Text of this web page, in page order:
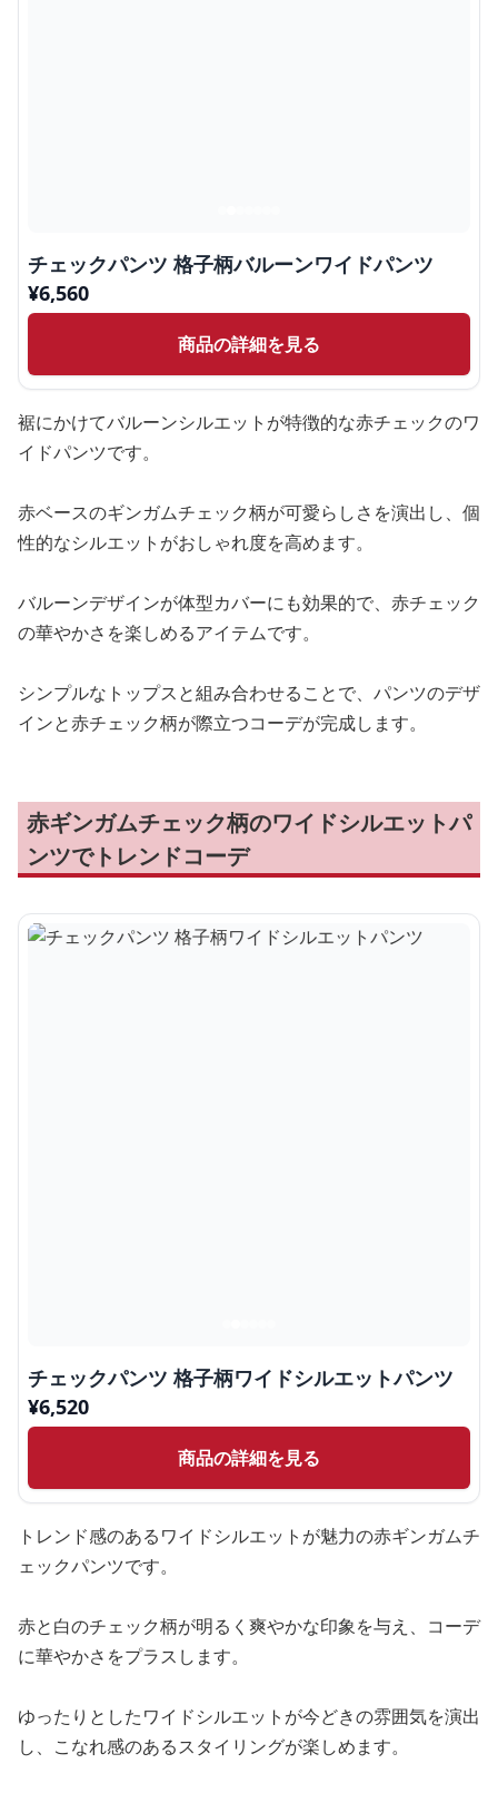
チェックパンツ 格子柄バルーンワイドパンツ
¥6,560
商品の詳細を見る
裾にかけてバルーンシルエットが特徴的な赤チェックのワ
イドパンツです。
赤ベースのギンガムチェック柄が可愛らしさを演出し、個
性的なシルエットがおしゃれ度を高めます。
バルーンデザインが体型カバーにも効果的で、赤チェック
の華やかさを楽しめるアイテムです。
シンプルなトップスと組み合わせることで、パンツのデザ
インと赤チェック柄が際立つコーデが完成します。
赤ギンガムチェック柄のワイドシルエットパ
ンツでトレンドコーデ
チェックパンツ 格子柄ワイドシルエットパンツ
¥6,520
商品の詳細を見る
トレンド感のあるワイドシルエットが魅力の赤ギンガムチ
ェックパンツです。
赤と白のチェック柄が明るく爽やかな印象を与え、コーデ
に華やかさをプラスします。
ゆったりとしたワイドシルエットが今どきの雰囲気を演出
し、こなれ感のあるスタイリングが楽しめます。